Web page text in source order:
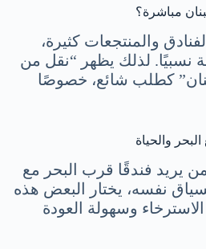
مباشرة؟
والمنتجعات كثيرة،
نسبيًا. لذلك يظهر “نقل من
كطلب شائع، خصوصًا
والحياة
يريد فندقًا قرب البحر مع
نفسه، يختار البعض هذه
الاسترخاء وسهولة العودة